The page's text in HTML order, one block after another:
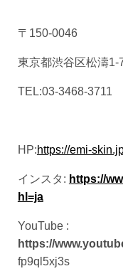
〒150-0046
東京都渋谷区松濤1-
TEL:03-3468-3711
HP:https://emi-
インスタ: https://
hl=ja
YouTube :
https://
fp9ql5xj3s